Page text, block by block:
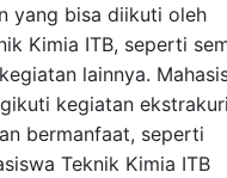
yang bisa diikuti oleh
Kimia ITB, seperti
lainnya.
kegiatan
bermanfaat, seperti
Teknik Kimia ITB